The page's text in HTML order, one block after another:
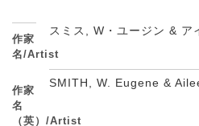
作家
名/Artist
スミス, W・ユージン & ア
作家
名
（英）/Artist
SMITH, W. Eugene &